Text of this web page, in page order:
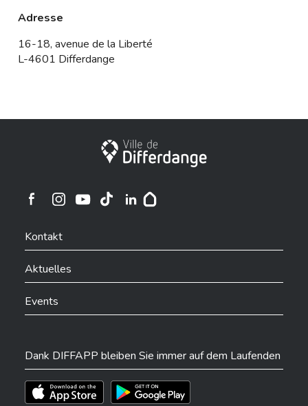
Adresse
16-18, avenue de la Liberté
L-4601 Differdange
Stadt Differdingen
Ville de Differdange sur Instagram
Kontakt
Aktuelles
Events
Dank DIFFAPP bleiben Sie immer auf dem Laufenden
Téléchargez l'app sur l'App StoreTéléchargez l'app sur Play Store